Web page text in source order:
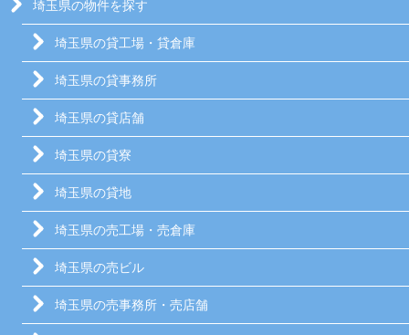
埼玉県の物件を探す
埼玉県の貸工場・貸倉庫
埼玉県の貸事務所
埼玉県の貸店舗
埼玉県の貸寮
埼玉県の貸地
埼玉県の売工場・売倉庫
埼玉県の売ビル
埼玉県の売事務所・売店舗